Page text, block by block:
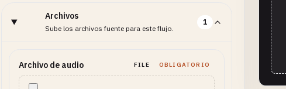
Archivos
Sube los archivos fuente para este flujo.
1
Archivo de audio FILE OBLIGATORIO